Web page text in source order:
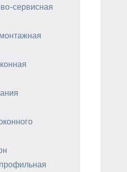
сервисная